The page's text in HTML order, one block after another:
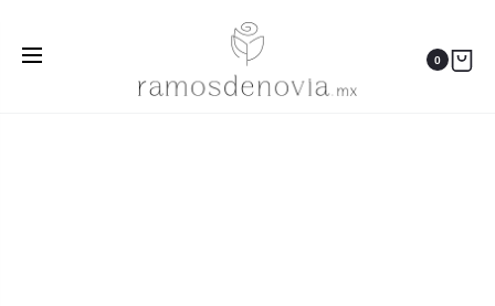
0
Cascada otoñal de rosas y dalias terracota